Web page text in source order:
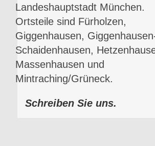
Landeshauptstadt München.
Ortsteile sind Fürholzen,
Giggenhausen,
Schaidenhausen,
Massenhausen und
Mintraching/Grüneck.
Schreiben Sie uns.